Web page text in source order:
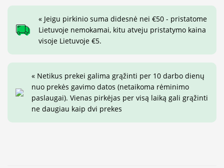
« Jeigu pirkinio suma didesnė nei €50 - pristatome
Lietuvoje nemokamai, kitu atveju pristatymo kaina
visoje Lietuvoje €5.
« Netikus prekei galima grąžinti per 10 darbo dienų
nuo prekės gavimo datos (netaikoma rėminimo
paslaugai). Vienas pirkėjas per visą laiką gali grąžinti
ne daugiau kaip dvi prekes